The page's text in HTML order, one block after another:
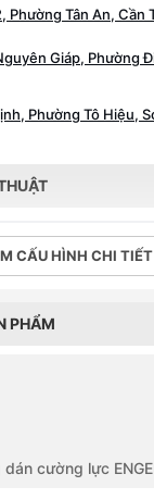
Phường Tân An, Cần
Giáp, Phường
Phường Tô Hiệu,
CẤU HÌNH CHI TIẾT
PHẨM
cường lực